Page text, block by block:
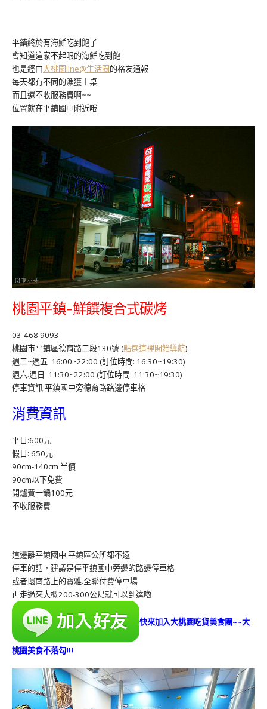
平鎮終於有海鮮吃到飽了
會知道這家不起眼的海鮮吃到飽
也是經由大桃園line@生活圈的格友通報
每天都有不同的漁獲上桌
而且還不收服務費啊~~
位置就在平鎮國中附近哦
桃園平鎮-鮮饌複合式碳烤
03-468 9093
桃園市平鎮區德育路二段130號 (點選這裡開始導航)
週二~週五 16:00~22:00 (訂位時間: 16:30~19:30)
週六.週日 11:30~22:00 (訂位時間: 11:30~19:30)
停車資訊:平鎮國中旁德育路路邊停車格
消費資訊
平日:600元
假日: 650元
90cm-140cm 半價
90cm以下免費
開爐費一鍋100元
不收服務費
這邊離平鎮國中.平鎮區公所都不遠
停車的話，建議是停平鎮國中旁邊的路邊停車格
或者環南路上的寶雅.全聯付費停車場
再走過來大概200-300公尺就可以到達嚕
快來加入大桃園吃貨美食團~~大
桃園美食不落勾!!!